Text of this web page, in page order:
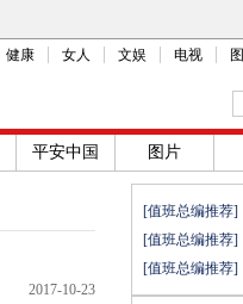
健康 女人 文娱 电视
平安中国 图片
2017-10-23
[值班总编推荐]
[值班总编推荐]
[值班总编推荐]